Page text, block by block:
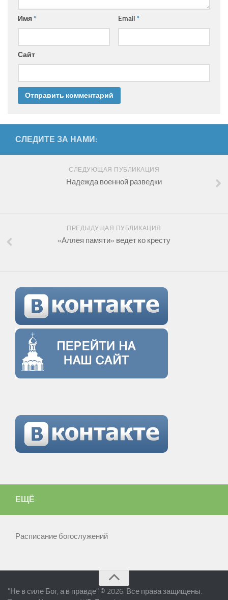
Имя* Email *
Сайт
СЛЕДИТЕ ЗА НАМИ:
СЛЕДУЮЩАЯ ПУБЛИКАЦИЯ
Надежда военной разведки
ПРЕДЫДУЩАЯ ПУБЛИКАЦИЯ
«Аллея памяти» ведет ко кресту
ЕЩЁ
Расписание богослужений
"Не в силе Бог, а в правде" © 2026. Все права защищены.